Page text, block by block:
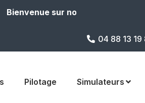
sur notre site internet !
04 88 13 19
Pilotage Simulateurs